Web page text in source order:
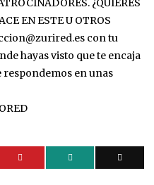
¿QUIERES
EN ESTE U OTROS
con tu
hayas visto que te encaja
en unas